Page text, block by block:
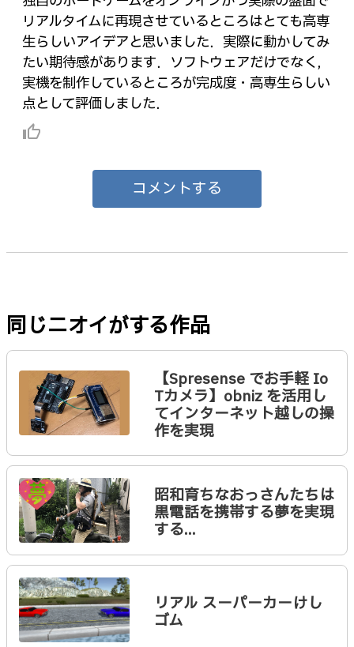
リアルタイムに再現させているところはとても高専
生らしいアイデアと思いました．実際に動かしてみ
たい期待感があります．ソフトウェアだけでなく，
実機を制作しているところが完成度・高専生らしい
点として評価しました．
thumb_up_alt
コメントする
同じニオイがする作品
【Spresense でお手軽 Io
Tカメラ】obniz を活用し
てインターネット越しの操
作を実現
昭和育ちなおっさんたちは
黒電話を携帯する夢を実現
する...
リアル スーパーカーけし
ゴム